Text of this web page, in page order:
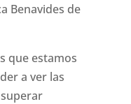
Benavides de
que estamos
a ver las